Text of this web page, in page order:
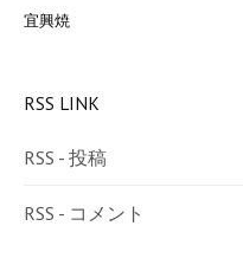
宜興焼
RSS LINK
RSS - 投稿
RSS - コメント